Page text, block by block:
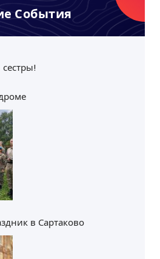
События
в Сартаково